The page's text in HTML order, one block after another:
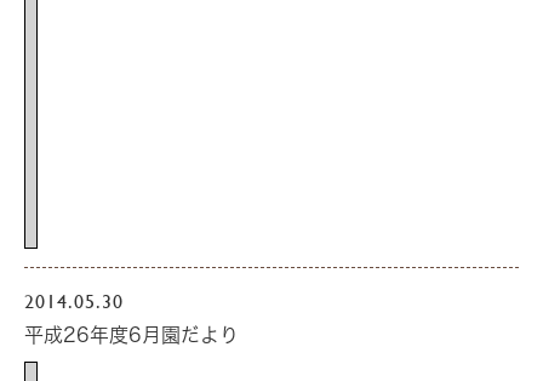
2014.05.30
平成26年度6月園だより